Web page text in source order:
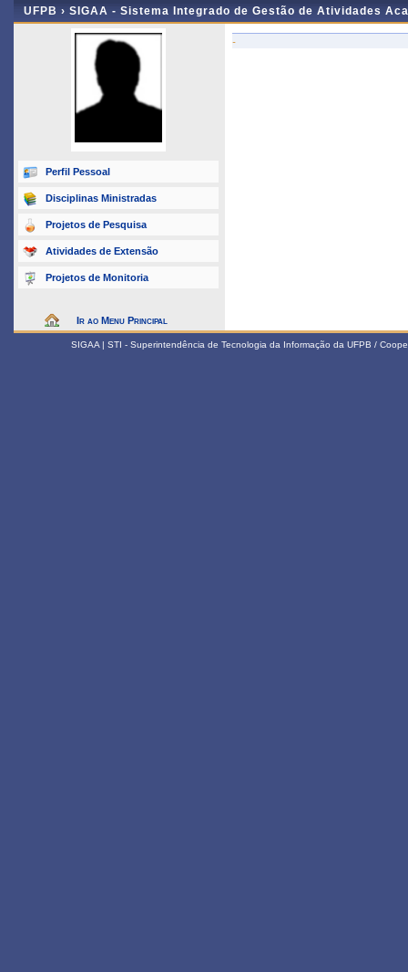
UFPB › SIGAA - Sistema Integrado de Gestão de Atividades
Perfil Pessoal
Disciplinas Ministradas
Projetos de Pesquisa
Atividades de Extensão
Projetos de Monitoria
Ir ao Menu Principal
-
SIGAA | STI - Superintendência de Tecnologia da Informação da UFPB /